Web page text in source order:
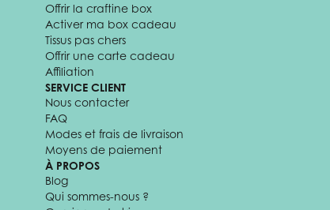
Offrir la craftine box
Activer ma box cadeau
Tissus pas chers
Offrir une carte cadeau
Affiliation
SERVICE CLIENT
Nous contacter
FAQ
Modes et frais de livraison
Moyens de paiement
À PROPOS
Blog
Qui sommes-nous ?